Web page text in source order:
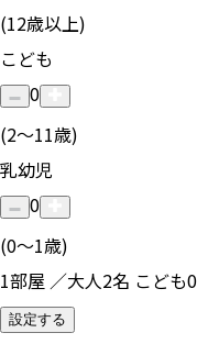
(12歳以上)
こども
0
(2〜11歳)
乳幼児
0
(0〜1歳)
1部屋 ／大人2名 こども
設定する